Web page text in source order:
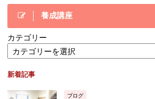
養成講座
カテゴリー
新着記事
ブログ